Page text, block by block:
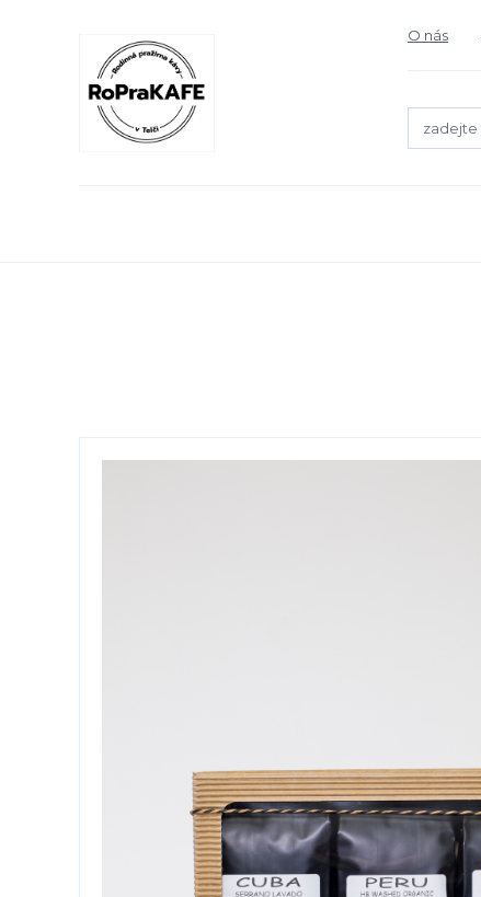
O nás